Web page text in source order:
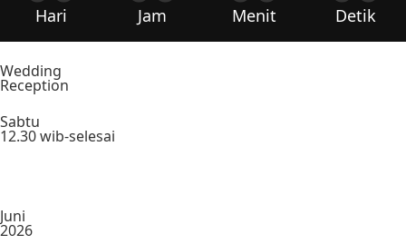
Hari Jam Menit Detik
Wedding
Reception
Sabtu
12.30 wib-selesai
Juni
2026